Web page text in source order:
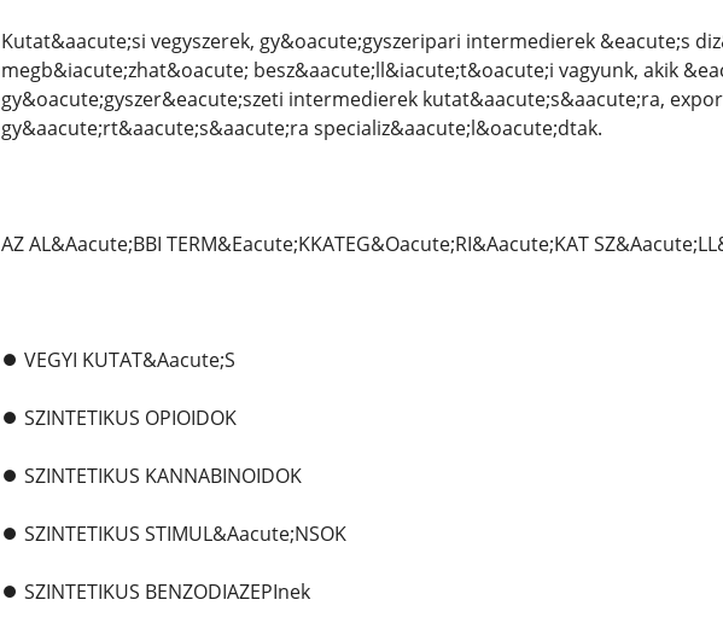
Kutat&aacute;si vegyszerek, gy&oacute;gyszeripari intermedierek &eacute;s
megb&iacute;zhat&oacute; besz&aacute;ll&iacute;t&oacute;i vagyunk, akik
gy&oacute;gyszer&eacute;szeti intermedierek kutat&aacute;s&aacute;ra,
gy&aacute;rt&aacute;s&aacute;ra specializ&aacute;l&oacute;dtak.
AZ AL&Aacute;BBI TERM&Eacute;KKATEG&Oacute;RI&Aacute;KAT
⏺️ VEGYI KUTAT&Aacute;S
⏺️ SZINTETIKUS OPIOIDOK
⏺️ SZINTETIKUS KANNABINOIDOK
⏺️ SZINTETIKUS STIMUL&Aacute;NSOK
⏺️ SZINTETIKUS BENZODIAZEPInek